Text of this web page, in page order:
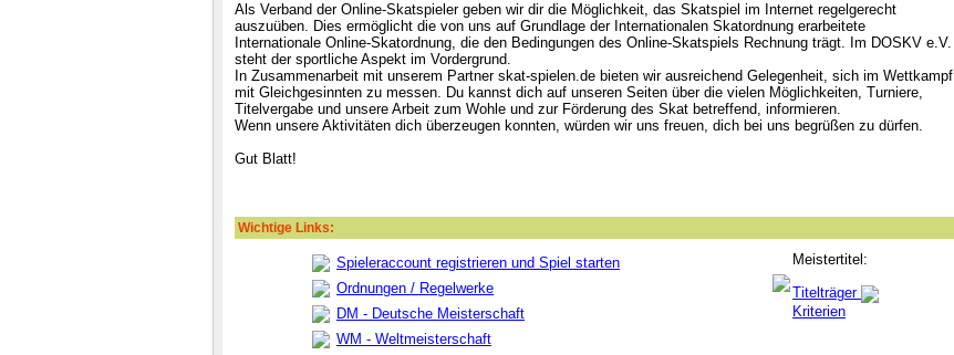
Als Verband der Online-Skatspieler geben wir dir die Möglichkeit, das Skatspiel im Internet regelgerecht
auszuüben. Dies ermöglicht die von uns auf Grundlage der Internationalen Skatordnung erarbeitete
Internationale Online-Skatordnung, die den Bedingungen des Online-Skatspiels Rechnung trägt. Im DOSKV e.V.
steht der sportliche Aspekt im Vordergrund.
In Zusammenarbeit mit unserem Partner skat-spielen.de bieten wir ausreichend Gelegenheit, sich im Wettkampf
mit Gleichgesinnten zu messen. Du kannst dich auf unseren Seiten über die vielen Möglichkeiten, Turniere,
Titelvergabe und unsere Arbeit zum Wohle und zur Förderung des Skat betreffend, informieren.
Wenn unsere Aktivitäten dich überzeugen konnten, würden wir uns freuen, dich bei uns begrüßen zu dürfen.
Gut Blatt!
Wichtige Links:
Spieleraccount registrieren und Spiel starten
Ordnungen / Regelwerke
DM - Deutsche Meisterschaft
WM - Weltmeisterschaft
Meistertitel:
Titelträger
Kriterien